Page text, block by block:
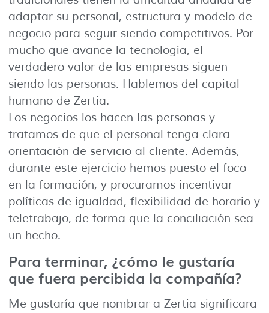
adaptar su personal, estructura y modelo de
negocio para seguir siendo competitivos. Por
mucho que avance la tecnología, el
verdadero valor de las empresas siguen
siendo las personas. Hablemos del capital
humano de Zertia.
Los negocios los hacen las personas y
tratamos de que el personal tenga clara
orientación de servicio al cliente. Además,
durante este ejercicio hemos puesto el foco
en la formación, y procuramos incentivar
políticas de igualdad, flexibilidad de horario y
teletrabajo, de forma que la conciliación sea
un hecho.
Para terminar, ¿cómo le gustaría
que fuera percibida la compañía?
Me gustaría que nombrar a Zertia significara